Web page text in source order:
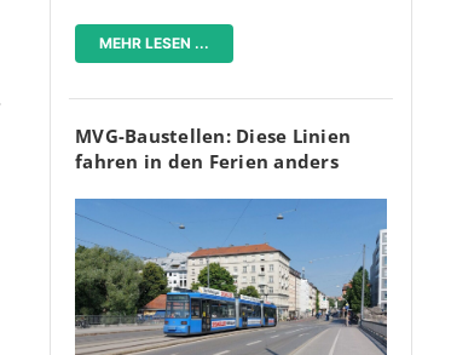
MEHR LESEN ...
MVG-Baustellen: Diese Linien
fahren in den Ferien anders